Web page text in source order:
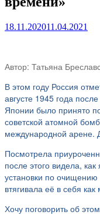
18.11.202011.04.2021
Автор: Татьяна
В этом году Россия
августе 1945 года
Японии было принято
советской атомной
международной арене.
Посмотрела
после этого видела,
установки по очищению
втягивала её в себя как
Хочу поговорить об